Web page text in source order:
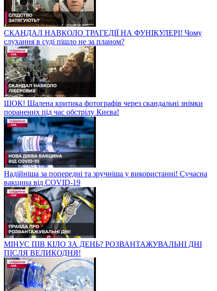
СКАНДАЛ НАВКОЛО ТРАГЕДІЇ НА ФУНІКУЛЕРІ! Чому
слухання в суді пішло не за планом?
ШОК! Шалена критика фотографів через скандальні знімки
поранених під час обстрілу Києва!
Надійніша за попередні та зручніша у використанні! Сучасна
вакцина від COVID-19
МІНУС ПІВ КІЛО ЗА ДЕНЬ? РОЗВАНТАЖУВАЛЬНІ ДНІ
ПІСЛЯ ВЕЛИКОДНЯ!